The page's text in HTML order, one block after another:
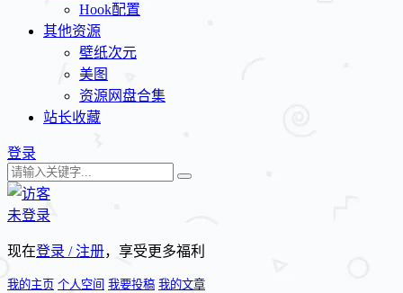
Hook配置
其他资源
壁纸次元
美图
资源网盘合集
站长收藏
登录
未登录
现在登录 / 注册，享受更多福利
我的主页 个人空间 我要投稿 我的文章